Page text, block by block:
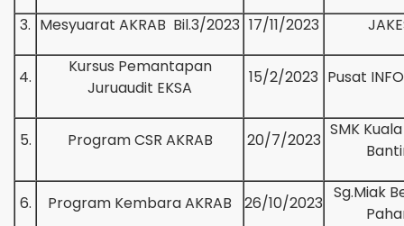
3. Mesyuarat AKRAB Bil.3/2023 17/11/2023
4.
Kursus Pemantapan
Juruaudit EKSA
15/2/2023 Pusat
5. Program CSR AKRAB 20/7/2023
SMK
6. Program Kembara AKRAB 26/10/2023
Sg.Miak